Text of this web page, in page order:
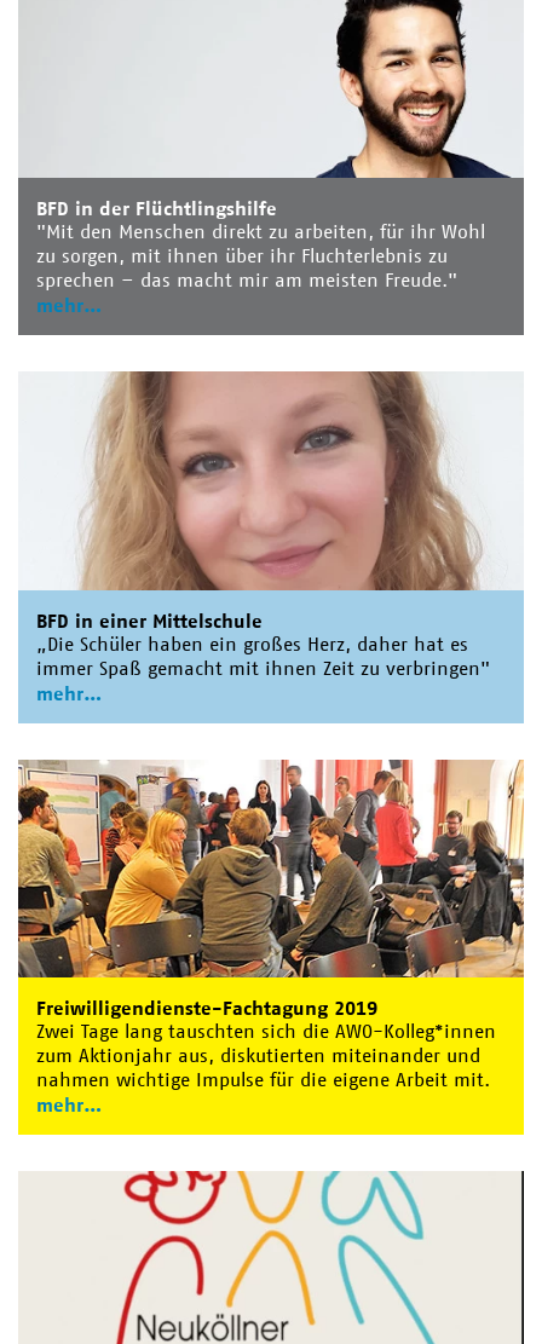
BFD in der Flüchtlingshilfe
"Mit den Menschen direkt zu arbeiten, für ihr Wohl
zu sorgen, mit ihnen über ihr Fluchterlebnis zu
sprechen – das macht mir am meisten Freude."
mehr
BFD in einer Mittelschule
„Die Schüler haben ein großes Herz, daher hat es
immer Spaß gemacht mit ihnen Zeit zu verbringen"
mehr
Freiwilligendienste-Fachtagung 2019
Zwei Tage lang tauschten sich die AWO-Kolleg*innen
zum Aktionjahr aus, diskutierten miteinander und
nahmen wichtige Impulse für die eigene Arbeit mit.
mehr